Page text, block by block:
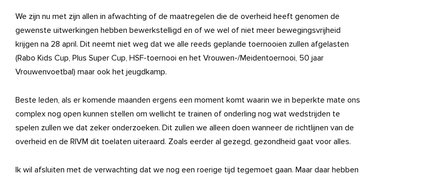
We zijn nu met zijn allen in afwachting of de maatregelen die de overheid heeft genomen de
gewenste uitwerkingen hebben bewerkstelligd en of we wel of niet meer bewegingsvrijheid
krijgen na 28 april. Dit neemt niet weg dat we alle reeds geplande toernooien zullen afgelasten
(Rabo Kids Cup, Plus Super Cup, HSF-toernooi en het Vrouwen-/Meidentoernooi, 50 jaar
Vrouwenvoetbal) maar ook het jeugdkamp.
Beste leden, als er komende maanden ergens een moment komt waarin we in beperkte mate ons
complex nog open kunnen stellen om wellicht te trainen of onderling nog wat wedstrijden te
spelen zullen we dat zeker onderzoeken. Dit zullen we alleen doen wanneer de richtlijnen van de
overheid en de RIVM dit toelaten uiteraard. Zoals eerder al gezegd, gezondheid gaat voor alles.
Ik wil afsluiten met de verwachting dat we nog een roerige tijd tegemoet gaan. Maar daar hebben